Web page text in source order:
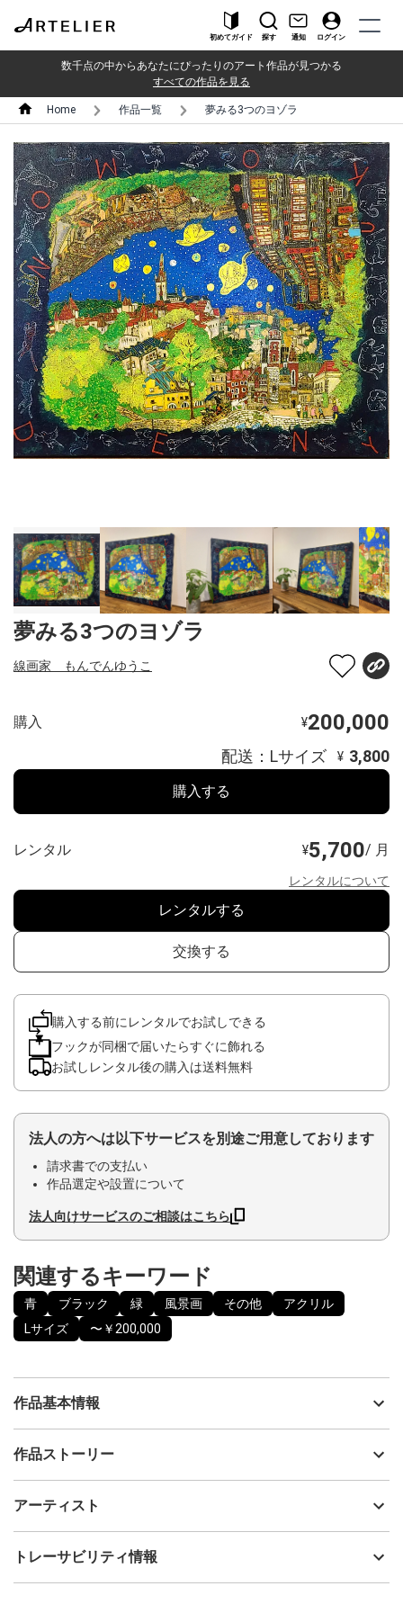
初めてガイド 探す 通知 ログイン
数千点の中からあなたにぴったりのアート作品が見つかる
すべての作品を見る
Home 作品一覧 夢みる3つのヨゾラ
夢みる3つのヨゾラ
線画家 もんでんゆうこ
購入 ¥200,000
配送：Lサイズ ¥ 3,800
購入する
レンタル ¥5,700/ 月
レンタルについて
レンタルする
交換する
購入する前にレンタルでお試しできる
フックが同梱で届いたらすぐに飾れる
お試しレンタル後の購入は送料無料
法人の方へは以下サービスを別途ご用意しております
請求書での支払い
作品選定や設置について
法人向けサービスのご相談はこちら
関連するキーワード
青 ブラック 緑 風景画 その他
アクリル
Lサイズ
〜￥200,000
作品基本情報
出品者
制作年
アクリル
作品ストーリー
する。
これは、わたしの頭の中に在る世界を表現しました。
アーティスト
線画家 もんでんゆうこ
フォローする
トレーサビリティ情報